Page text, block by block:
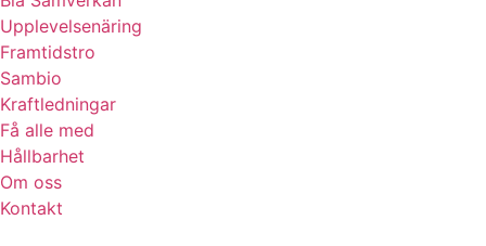
Upplevelsenäring
Framtidstro
Sambio
Kraftledningar
Få alle med
Hållbarhet
Om oss
Kontakt